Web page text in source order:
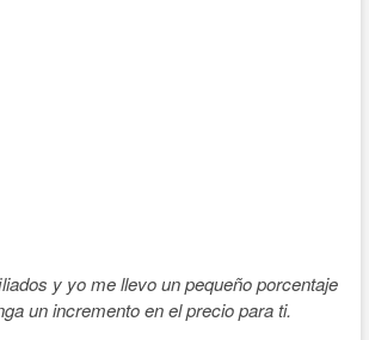
y yo me llevo un pequeño porcentaje
un incremento en el precio para ti.